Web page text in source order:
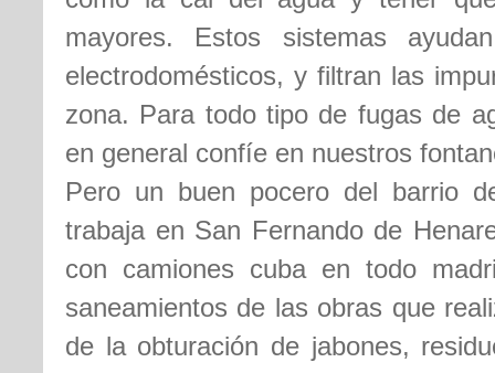
mayores. Estos sistemas
electrodomésticos, y filtran las
zona. Para todo tipo de fugas de
en general confíe en nuestros
Pero un buen pocero del barrio
trabaja en San Fernando de
con camiones cuba en todo
saneamientos de las obras que
de la obturación de jabones,